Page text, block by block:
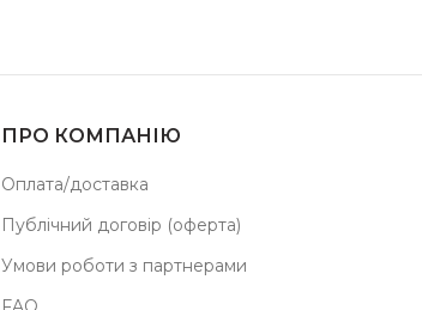
ПРО КОМПАНІЮ
Оплата/доставка
Публічний договір (оферта)
Умови роботи з партнерами